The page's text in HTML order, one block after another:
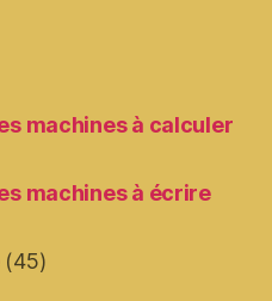
machines à calculer
machines à écrire
(45)